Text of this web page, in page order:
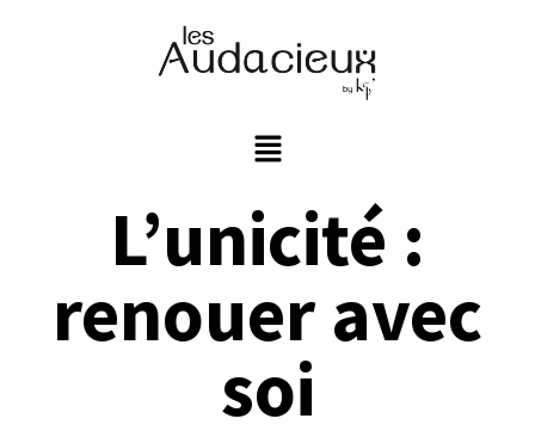
L’unicité :
renouer avec
soi